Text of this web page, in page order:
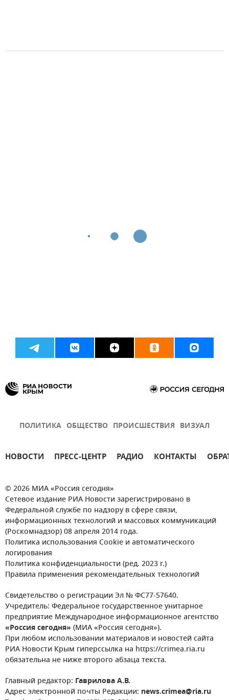
ПОЛИТИКА ОБЩЕСТВО ПРОИСШЕСТВИЯ ВИЗУАЛ
НОВОСТИ ПРЕСС-ЦЕНТР РАДИО КОНТАКТЫ
© 2026 МИА «Россия сегодня»
Сетевое издание РИА Новости зарегистрировано в
Федеральной службе по надзору в сфере связи,
информационных технологий и массовых коммуникаций
(Роскомнадзор) 08 апреля 2014 года.
Политика использования Cookie и автоматического
логирования
Политика конфиденциальности (ред. 2023 г.)
Правила применения рекомендательных технологий
Свидетельство о регистрации Эл № ФС77-57640.
Учредитель: Федеральное государственное унитарное
предприятие Международное информационное агентство
«Россия сегодня» (МИА «Россия сегодня»).
При любом использовании материалов и новостей сайта
РИА Новости Крым гиперссылка на https://crimea.ria.ru
обязательна не ниже второго абзаца текста.
Главный редактор: Гаврилова А.В.
Адрес электронной почты Редакции: news.crimea@ria.ru